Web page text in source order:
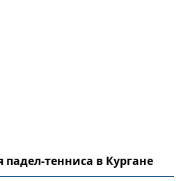
тенниса в Кургане